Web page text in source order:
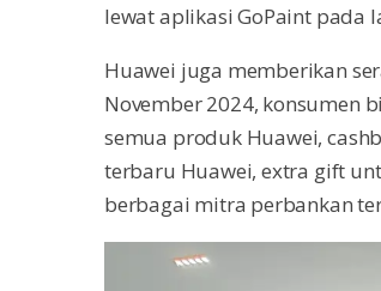
lewat aplikasi GoPaint pada
Huawei juga memberikan
November 2024, konsumen
semua produk Huawei,
terbaru Huawei, extra gift
berbagai mitra perbankan